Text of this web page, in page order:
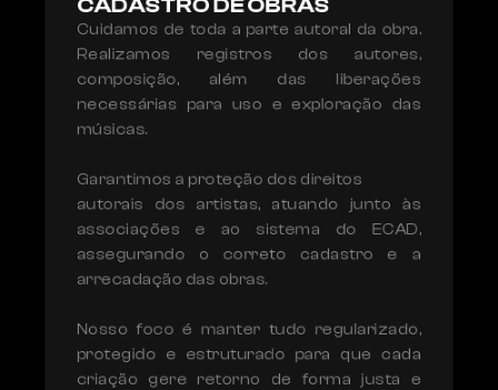
CADASTRO DE OBRAS
Cuidamos de toda a parte autoral da obra.
Realizamos registros dos autores,
composição, além das liberações
necessárias para uso e exploração das
músicas.
Garantimos a proteção dos direitos
autorais dos artistas, atuando junto às
associações e ao sistema do ECAD,
assegurando o correto cadastro e a
arrecadação das obras.
Nosso foco é manter tudo regularizado,
protegido e estruturado para que cada
criação gere retorno de forma justa e